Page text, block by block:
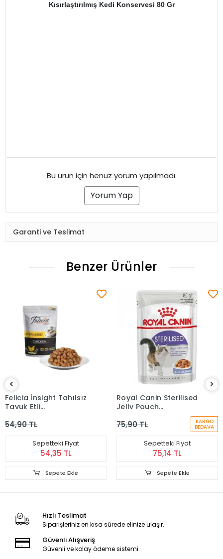
Kısırlaştırılmış Kedi Konservesi 80 Gr
Bu ürün için henüz yorum yapılmadı.
Yorum Yap
Garanti ve Teslimat
Benzer Ürünler
Felicia İnsight Tahılsız
Tavuk Etli
Maması 85 Gr
54,90 TL
Sepetteki Fiyat
54,35 TL
Sepete Ekle
Royal Canin Sterilised
Jelly Pouch
Maması 85 Gr
75,90 TL KARGO
BEDAVA
Sepetteki Fiyat
75,14 TL
Sepete Ekle
Hızlı Teslimat
Siparişleriniz en kısa sürede elinize ulaşır.
Güvenli Alışveriş
Güvenli ve kolay ödeme sistemi